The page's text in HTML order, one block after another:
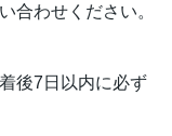
合わせください。
後7日以内に必ず